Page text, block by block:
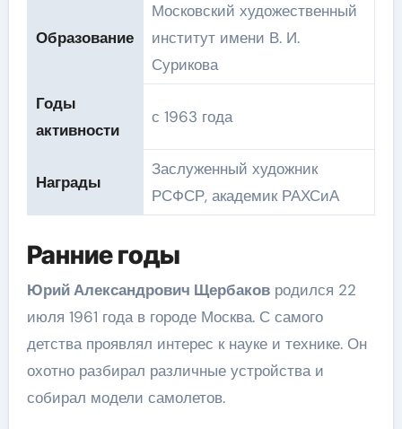
Образование
Московский художественный
институт имени В. И.
Сурикова
Годы
активности
с 1963 года
Награды
Заслуженный художник
РСФСР, академик РАХСиА
Ранние годы
Юрий Александрович Щербаковродился 22
июля 1961 года в городе Москва. С самого
детства проявлял интерес к науке и технике. Он
охотно разбирал различные устройства и
собирал модели самолетов.